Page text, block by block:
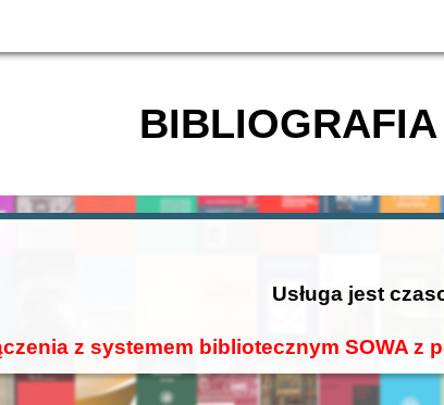
Usługa jest
z systemem bibliotecznym SOWA